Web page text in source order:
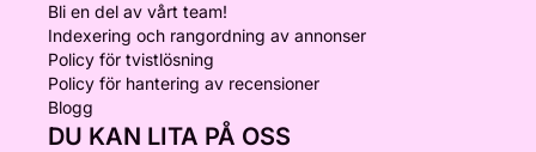
Bli en del av vårt team!
Indexering och rangordning av annonser
Policy för tvistlösning
Policy för hantering av recensioner
Blogg
DU KAN LITA PÅ OSS